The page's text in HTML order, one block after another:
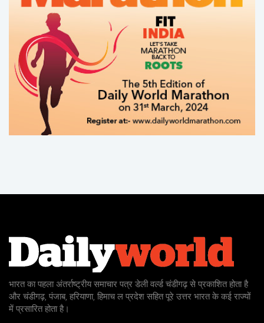
भारत का पहला अंतर्राष्ट्रीय समाचार पत्र डेली वर्ल्ड चंडीगढ़ से प्रकाशित होता है
और चंडीगढ़, पंजाब, हरियाणा, हिमाच ल प्रदेश सहित पूरे उत्तर भारत के कई राज्यों
में प्रसारित होता है।